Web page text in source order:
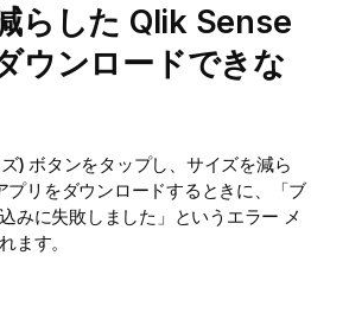
らした Qlik Sense
ウンロードできな
) ボタンをタップし、サイズを減ら
プリをダウンロードするときに、「ブ
みに失敗しました」というエラー メ
ます。